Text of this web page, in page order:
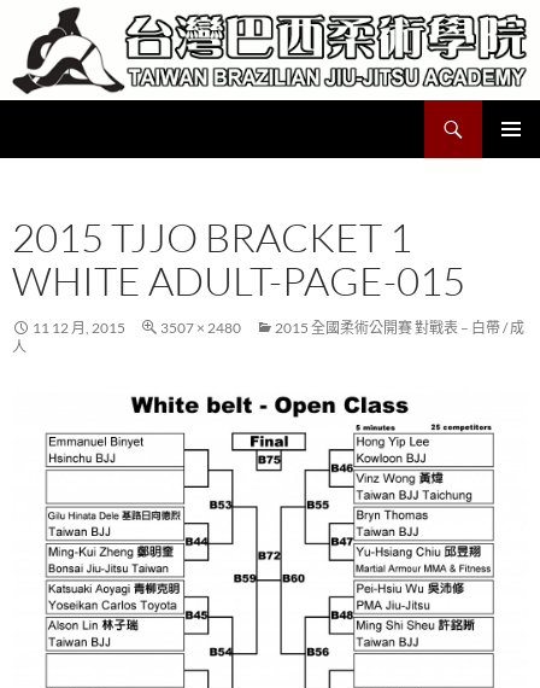
要
容
2015 TJJO BRACKET 1
WHITE ADULT-PAGE-015
11 12 月, 2015 3507 × 2480
2015 全國柔術公開賽 對戰表 – 白帶 / 成
人